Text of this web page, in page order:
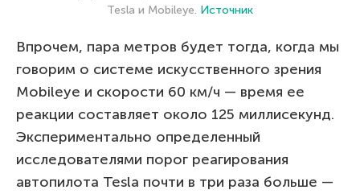
Tesla и Mobileye. Источник
Впрочем, пара метров будет тогда, когда мы
говорим о системе искусственного зрения
Mobileye и скорости 60 км/ч — время ее
реакции составляет около 125 миллисекунд.
Экспериментально определенный
исследователями порог реагирования
автопилота Tesla почти в три раза больше —